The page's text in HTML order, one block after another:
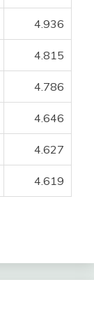
4.936
4.815
4.786
4.646
4.627
4.619